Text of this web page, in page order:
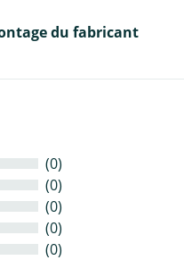
du fabricant
(0)
(0)
(0)
(0)
(0)